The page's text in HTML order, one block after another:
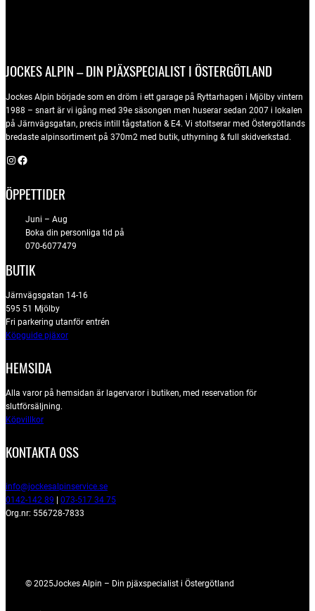
JOCKES ALPIN – DIN PJÄXSPECIALIST I ÖSTERGÖTLAND
Jockes Alpin började som en dröm i ett garage på Ryttarhagen i Mjölby vintern
1988 – snart är vi igång med 39e säsongen men huserar sedan 2007 i lokalen
på Järnvägsgatan, precis intill tågstation & E4. Vi stoltserar med Östergötlands
bredaste alpinsortiment på 370m2 med butik, uthyrning & full skidverkstad.
Instagram Facebook
ÖPPETTIDER
Juni – Aug
Boka din personliga tid på
070-6077479
BUTIK
Järnvägsgatan 14-16
595 51 Mjölby
Fri parkering utanför entrén
Köpguide pjäxor
HEMSIDA
Alla varor på hemsidan är lagervaror i butiken, med reservation för
slutförsäljning.
Köpvillkor
KONTAKTA OSS
info@jockesalpinservice.se
0142-142 89 | 073-517 34 75
Org.nr: 556728-7833
© 2025Jockes Alpin – Din pjäxspecialist i Östergötland